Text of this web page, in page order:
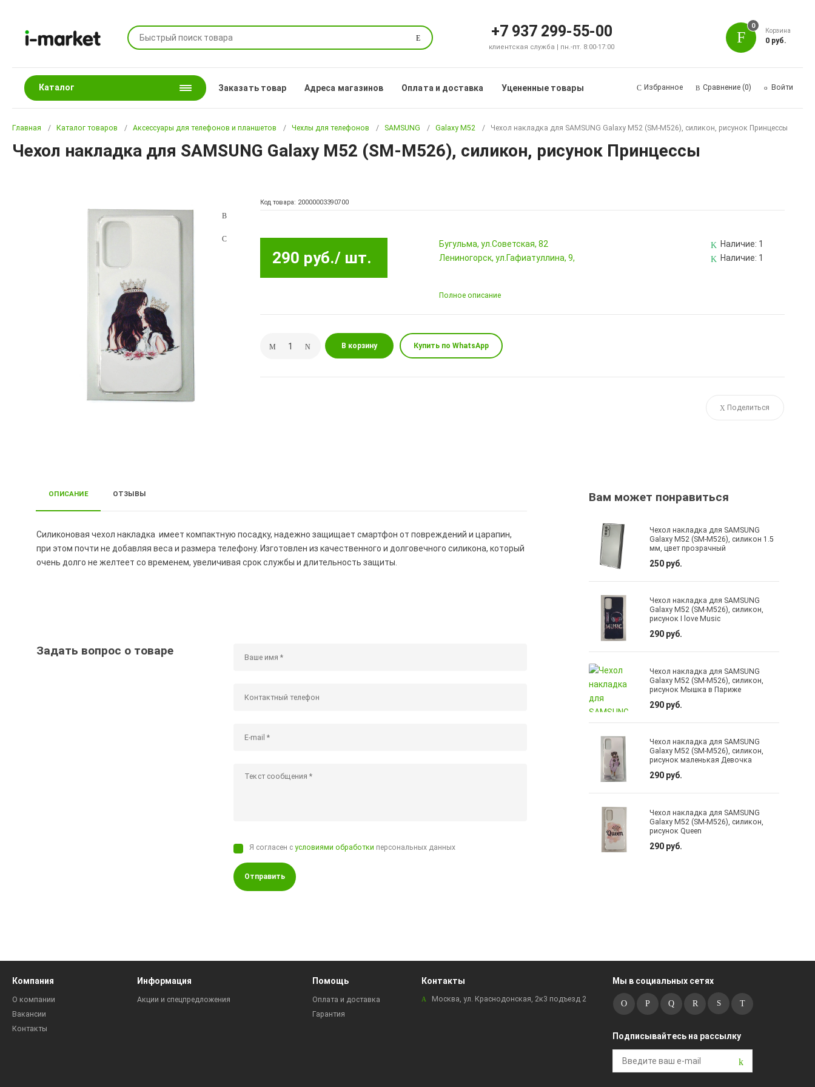
Поиск +7 937 299-55-00
клиентская служба | пн.-пт. 8:00-17:00
0
Корзина
0 руб.
Каталог Заказать товар Адреса магазинов Оплата и доставка Уцененные товары Избранное Сравнение (0) Войти
Главная Каталог товаров Аксессуары для телефонов и планшетов Чехлы для телефонов SAMSUNG Galaxy M52 Чехол накладка для SAMSUNG Galaxy M52 (SM-M526), силикон, рисунок Принцессы
Чехол накладка для SAMSUNG Galaxy M52 (SM-M526), силикон, рисунок Принцессы
Код товара: 20000003390700
290 руб./ шт.
Бугульма, ул.Советская, 82 Наличие: 1
Лениногорск, ул.Гафиатуллина, 9,
Наличие: 1
Полное описание
В корзину Купить по WhatsApp
Поделиться
ОПИСАНИЕ ОТЗЫВЫ
Силиконовая чехол накладка имеет компактную посадку, надежно защищает смартфон от повреждений и царапин,
при этом почти не добавляя веса и размера телефону. Изготовлен из качественного и долговечного силикона, который
очень долго не желтеет со временем, увеличивая срок службы и длительность защиты.
Задать вопрос о товаре
Я согласен сусловиями обработки персональных данных
Отправить
Вам может понравиться
Чехол накладка для SAMSUNG
Galaxy M52 (SM-M526), силикон 1.5
мм, цвет прозрачный
250 руб.
Чехол накладка для SAMSUNG
Galaxy M52 (SM-M526), силикон,
рисунок I love Music
290 руб.
Чехол накладка для SAMSUNG
Galaxy M52 (SM-M526), силикон,
рисунок Мышка в Париже
290 руб.
Чехол накладка для SAMSUNG
Galaxy M52 (SM-M526), силикон,
рисунок маленькая Девочка
290 руб.
Чехол накладка для SAMSUNG
Galaxy M52 (SM-M526), силикон,
рисунок Queen
290 руб.
Компания
О компании
Вакансии
Контакты
Информация
Акции и спецпредложения
Помощь
Оплата и доставка
Гарантия
Контакты
Москва, ул. Краснодонская, 2к3 подъезд 2
Мы в социальных сетях
Подписывайтесь на рассылку